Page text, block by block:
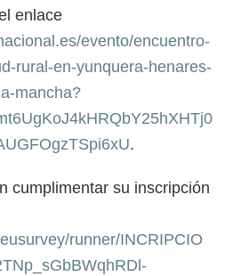
enlace
evento/encuentro-
rural-en-yunquera-henares-
mancha?
.
cumplimentar su inscripción
runner/INCRIPCIO